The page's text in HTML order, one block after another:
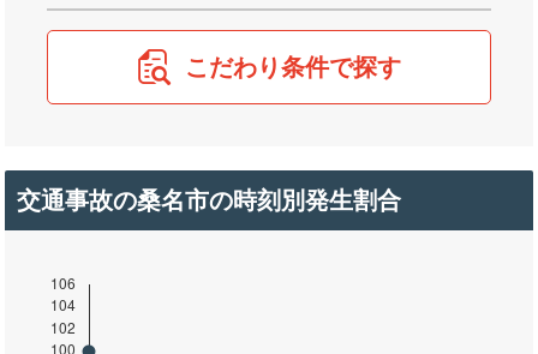
こだわり条件で探す
交通事故の桑名市の時刻別発生割合